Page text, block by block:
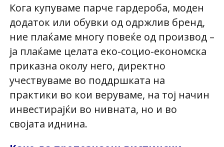
Кога купуваме парче гардероба, моден
додаток или обувки од одржлив бренд,
ние плаќаме многу повеќе од производ –
ја плаќаме целата еко-социо-економска
приказна околу него, директно
учествуваме во поддршката на
практики во кои веруваме, на тој начин
инвестирајќи во нивната, но и во
својата иднина.